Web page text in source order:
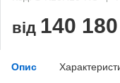
від 140 180
Опис